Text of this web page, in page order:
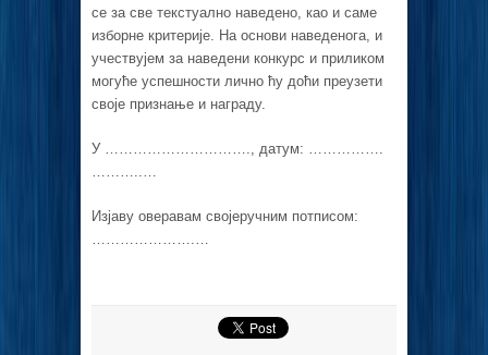
се за све текстуално наведено, као и саме
изборне критерије. На основи наведенога, и
учествујем за наведени конкурс и приликом
могуће успешности лично ћу доћи преузети
своје признање и награду.
У …………………………., датум: …………….
………..…
Изјаву оверавам својеручним потписом:
………………….…